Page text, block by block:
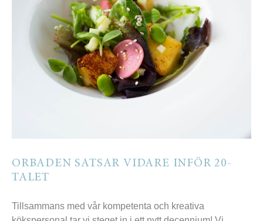
ORBADEN SATSAR VIDARE INFÖR 20-
TALET
Tillsammans med vår kompetenta och kreativa